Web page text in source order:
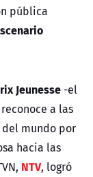
pública
Jeunesse -el
a las
mundo por
hacia las
NTV, logró